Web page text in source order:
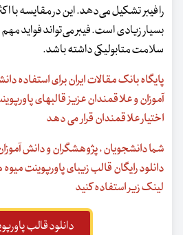
را فیبر تشکیل می‌دهد. این در مقایسه با
بسیار زیادی است. فیبر می‌تواند فواید
سلامت متابولیکی داشته باشد.
پایگاه بانک مقالات ایران برای استفاده
آموزان و علاقمندان عزیز قالبهای
اختیار علاقمندان قرار می دهد
شما دانشجویان ، پژوهشگران و دانش آموزان
دانلود رایگان قالب زیبای پاورپوینت میوه
لینک زیر استفاده کنید
دانلود قالب